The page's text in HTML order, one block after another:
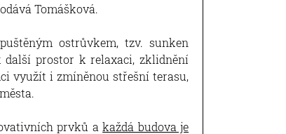
Tomášková.
ostrůvkem, tzv. sunken
prostor k relaxaci, zklidnění
využít i zmíněnou střešní terasu,
prvků akaždá budova je